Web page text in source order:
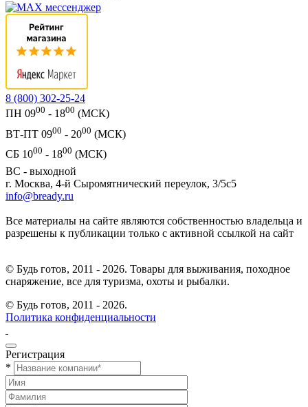
8 (800) 302-25-24
ПН 0900 - 1800 (МСК)
ВТ-ПТ 0900 - 2000 (МСК)
СБ 1000 - 1800 (МСК)
ВС - выходной
г. Москва, 4-й Сыромятнический переулок, 3/5с5
info@bready.ru
Все материалы на сайте являются собственностью владельца и
разрешены к публикации только с активной ссылкой на сайт
© Будь готов, 2011 - 2026. Товары для выживания, походное
снаряжение, все для туризма, охоты и рыбалки.
© Будь готов, 2011 - 2026.
Политика конфиденциальности
Регистрация
*